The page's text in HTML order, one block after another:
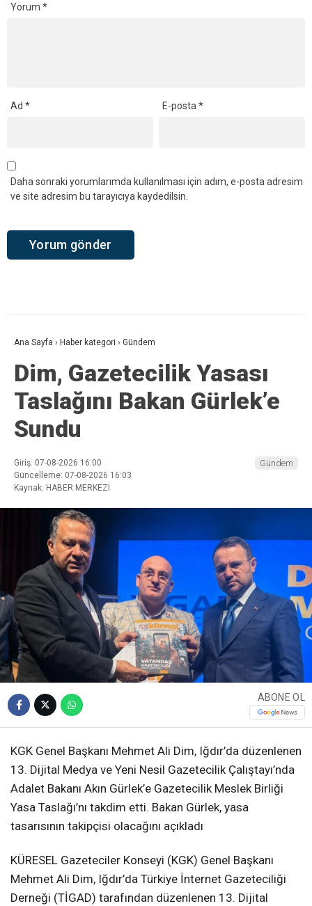
Yorum *
Ad * E-posta*
Daha sonraki yorumlarımda kullanılması için adım, e-posta adresim
ve site adresim bu tarayıcıya kaydedilsin.
Ana Sayfa › Haber kategori › Gündem
Dim, Gazetecilik Yasası
Taslağını Bakan Gürlek’e
Sundu
Giriş: 07-08-2026 16:00
Güncelleme: 07-08-2026 16:03
Kaynak: HABER MERKEZI
Gündem
ABONE OL
KGK Genel Başkanı Mehmet Ali Dim, Iğdır’da düzenlenen
13. Dijital Medya ve Yeni Nesil Gazetecilik Çalıştayı’nda
Adalet Bakanı Akın Gürlek’e Gazetecilik Meslek Birliği
Yasa Taslağı’nı takdim etti. Bakan Gürlek, yasa
tasarısının takipçisi olacağını açıkladı
KÜRESEL Gazeteciler Konseyi (KGK) Genel Başkanı
Mehmet Ali Dim, Iğdır’da Türkiye İnternet Gazeteciliği
Derneği (TİGAD) tarafından düzenlenen 13. Dijital